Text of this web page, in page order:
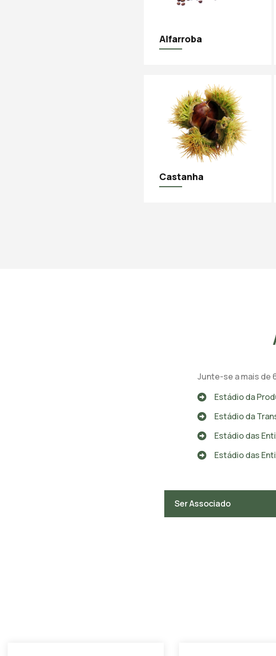
Alfarroba
Castanha
Junte-se a mais de
Estádio da
Estádio da
Estádio das
Estádio das
Ser Associado